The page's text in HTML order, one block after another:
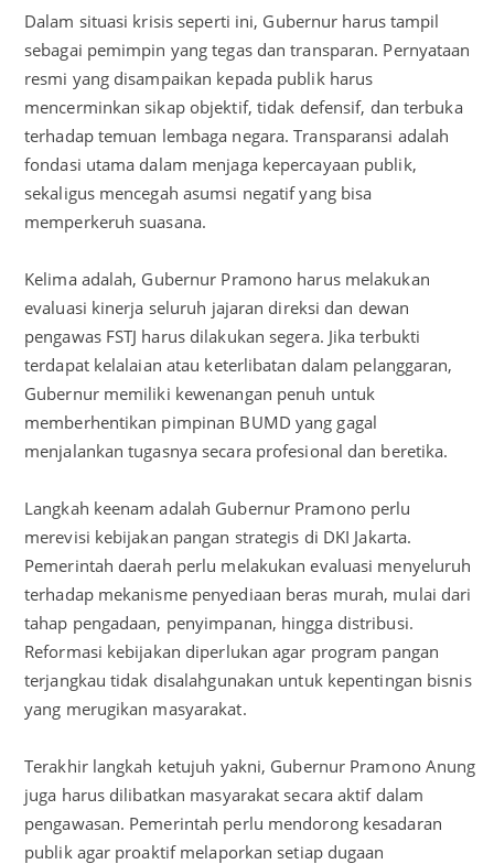
Dalam situasi krisis seperti ini, Gubernur harus tampil
sebagai pemimpin yang tegas dan transparan. Pernyataan
resmi yang disampaikan kepada publik harus
mencerminkan sikap objektif, tidak defensif, dan terbuka
terhadap temuan lembaga negara. Transparansi adalah
fondasi utama dalam menjaga kepercayaan publik,
sekaligus mencegah asumsi negatif yang bisa
memperkeruh suasana.
Kelima adalah, Gubernur Pramono harus melakukan
evaluasi kinerja seluruh jajaran direksi dan dewan
pengawas FSTJ harus dilakukan segera. Jika terbukti
terdapat kelalaian atau keterlibatan dalam pelanggaran,
Gubernur memiliki kewenangan penuh untuk
memberhentikan pimpinan BUMD yang gagal
menjalankan tugasnya secara profesional dan beretika.
Langkah keenam adalah Gubernur Pramono perlu
merevisi kebijakan pangan strategis di DKI Jakarta.
Pemerintah daerah perlu melakukan evaluasi menyeluruh
terhadap mekanisme penyediaan beras murah, mulai dari
tahap pengadaan, penyimpanan, hingga distribusi.
Reformasi kebijakan diperlukan agar program pangan
terjangkau tidak disalahgunakan untuk kepentingan bisnis
yang merugikan masyarakat.
Terakhir langkah ketujuh yakni, Gubernur Pramono Anung
juga harus dilibatkan masyarakat secara aktif dalam
pengawasan. Pemerintah perlu mendorong kesadaran
publik agar proaktif melaporkan setiap dugaan